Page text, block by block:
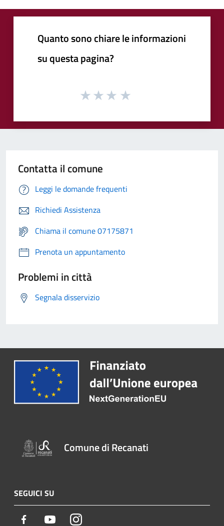
Quanto sono chiare le informazioni
su questa pagina?
Contatta il comune
Leggi le domande frequenti
Richiedi Assistenza
Chiama il comune 07175871
Prenota un appuntamento
Problemi in città
Segnala disservizio
Comune di Recanati
SEGUICI SU
Facebook YoutubeInstagram